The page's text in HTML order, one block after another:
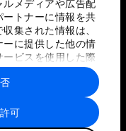
メディアや広告配
トナーに情報を共
集された情報は、
に提供した他の情
ビスを使用した際
み合わされ、各パー
ることがありま
可
利用規約